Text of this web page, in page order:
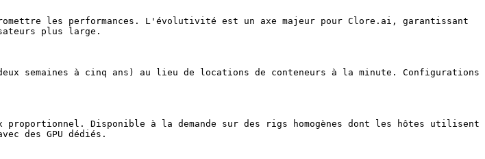
les performances. L'évolutivité est un axe majeur pour Clore.ai, garantissant
plus large.
semaines à cinq ans) au lieu de locations de conteneurs à la minute. Configurations
Disponible à la demande sur des rigs homogènes dont les hôtes utilisent
des GPU dédiés.